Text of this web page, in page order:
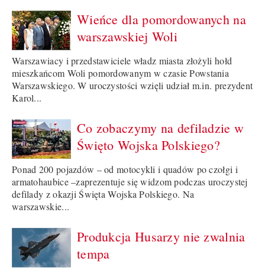
Wieńce dla pomordowanych na
warszawskiej Woli
Warszawiacy i przedstawiciele władz miasta złożyli hołd
mieszkańcom Woli pomordowanym w czasie Powstania
Warszawskiego. W uroczystości wzięli udział m.in. prezydent
Karol...
Co zobaczymy na defiladzie w
Święto Wojska Polskiego?
Ponad 200 pojazdów – od motocykli i quadów po czołgi i
armatohaubice –zaprezentuje się widzom podczas uroczystej
defilady z okazji Święta Wojska Polskiego. Na
warszawskie...
Produkcja Husarzy nie zwalnia
tempa